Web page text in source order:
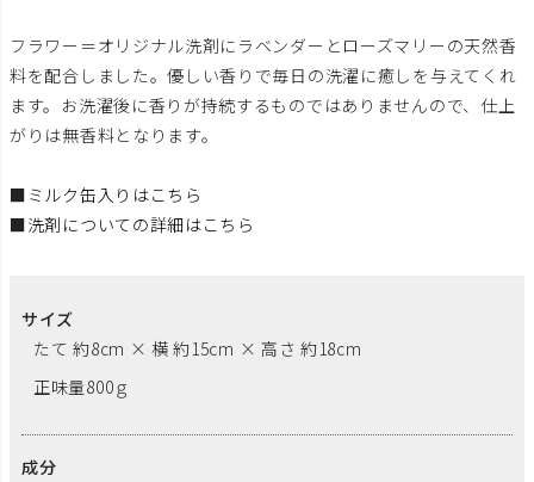
フラワー＝オリジナル洗剤にラベンダーとローズマリーの天然香
料を配合しました。優しい香りで毎日の洗濯に癒しを与えてくれ
ます。お洗濯後に香りが持続するものではありませんので、仕上
がりは無香料となります。
■ ミルク缶入りはこちら
■洗剤についての詳細はこちら
サイズ
たて 約8cm × 横 約15cm × 高さ 約18cm
正味量800ｇ
成分